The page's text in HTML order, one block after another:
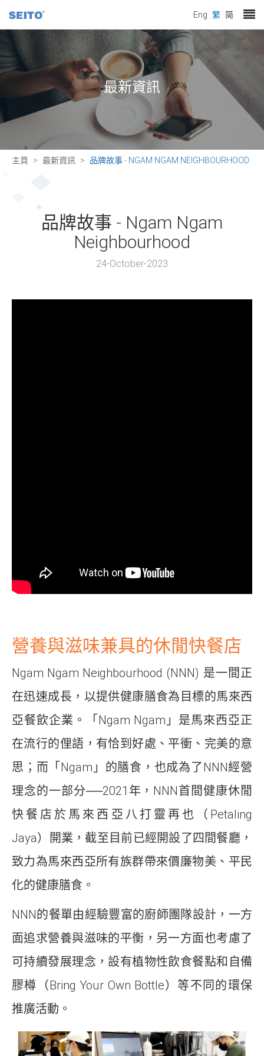
Eng 繁 简
最新資訊
主頁 最新資訊 品牌故事 - NGAM NGAM NEIGHBOURHOOD
品牌故事 - Ngam Ngam
Neighbourhood
24-October-2023
營養與滋味兼具的休閒快餐店
Ngam Ngam Neighbourhood (NNN) 是一間正
在迅速成長，以提供健康膳食為目標的馬來西
亞餐飲企業。「Ngam Ngam」是馬來西亞正
在流行的俚語，有恰到好處、平衝、完美的意
思；而「Ngam」的膳食，也成為了NNN經營
理念的一部分──2021年，NNN首間健康休閒
快餐店於馬來西亞八打靈再也（Petaling
Jaya）開業，截至目前已經開設了四間餐廳，
致力為馬來西亞所有族群帶來價廉物美、平民
化的健康膳食。
NNN的餐單由經驗豐富的廚師團隊設計，一方
面追求營養與滋味的平衡，另一方面也考慮了
可持續發展理念，設有植物性飲食餐點和自備
膠樽（Bring Your Own Bottle）等不同的環保
推廣活動。